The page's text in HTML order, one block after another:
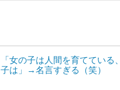
「女の子は人間を育てている
子は」→名言すぎる（笑）